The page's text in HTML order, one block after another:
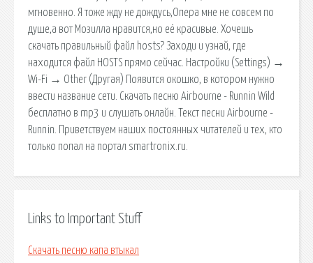
мгновенно. Я тоже жду не дождусь,Опера мне не совсем по
душе,а вот Мозилла нравится,но её красивые. Хочешь
скачать правильный файл hosts? Заходи и узнай, где
находится файл HOSTS прямо сейчас. Настройки (Settings) →
Wi-Fi → Other (Другая) Появится окошко, в котором нужно
ввести название сети. Скачать песню Airbourne - Runnin Wild
бесплатно в mp3 и слушать онлайн. Текст песни Airbourne -
Runnin. Приветствуем наших постоянных читателей и тех, кто
только попал на портал smartronix.ru.
Links to Important Stuff
Скачать песню капа втыкал